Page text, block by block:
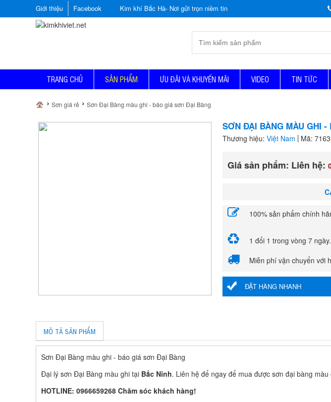
Giới thiệu FacebookKim khí Bắc Hà- Nơi gửi trọn niềm tin
TRANG CHỦ SẢN PHẨM ƯU ĐÃI VÀ KHUYẾN MÃI VIDEO TIN TỨC
Sơn giá rẻ Sơn Đại Bàng màu ghi - báo giá sơn Đại Bàng
SƠN ĐẠI BÀNG MÀU GHI
Thương hiệu:Việt Nam Mã:
Giá sản phẩm: Liên hệ:
100% sản phẩm chính
1 đổi 1 trong vòng 7 ngày.
Miễn phí vận chuyển với
ĐẶT HÀNG NHANH
MÔ TẢ SẢN PHẨM
Sơn Đại Bàng màu ghi - báo giá sơn Đại Bàng
Đại lý sơn Đại Bàng màu ghi tại Bắc Ninh. Liên hệ để ngay để mua được sơn đại bàng
HOTLINE: 0966659268 Chăm sóc khách hàng!